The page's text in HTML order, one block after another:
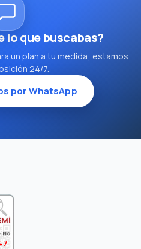
lo que buscabas?
un plan a tu medida; estamos
24/7.
por WhatsApp